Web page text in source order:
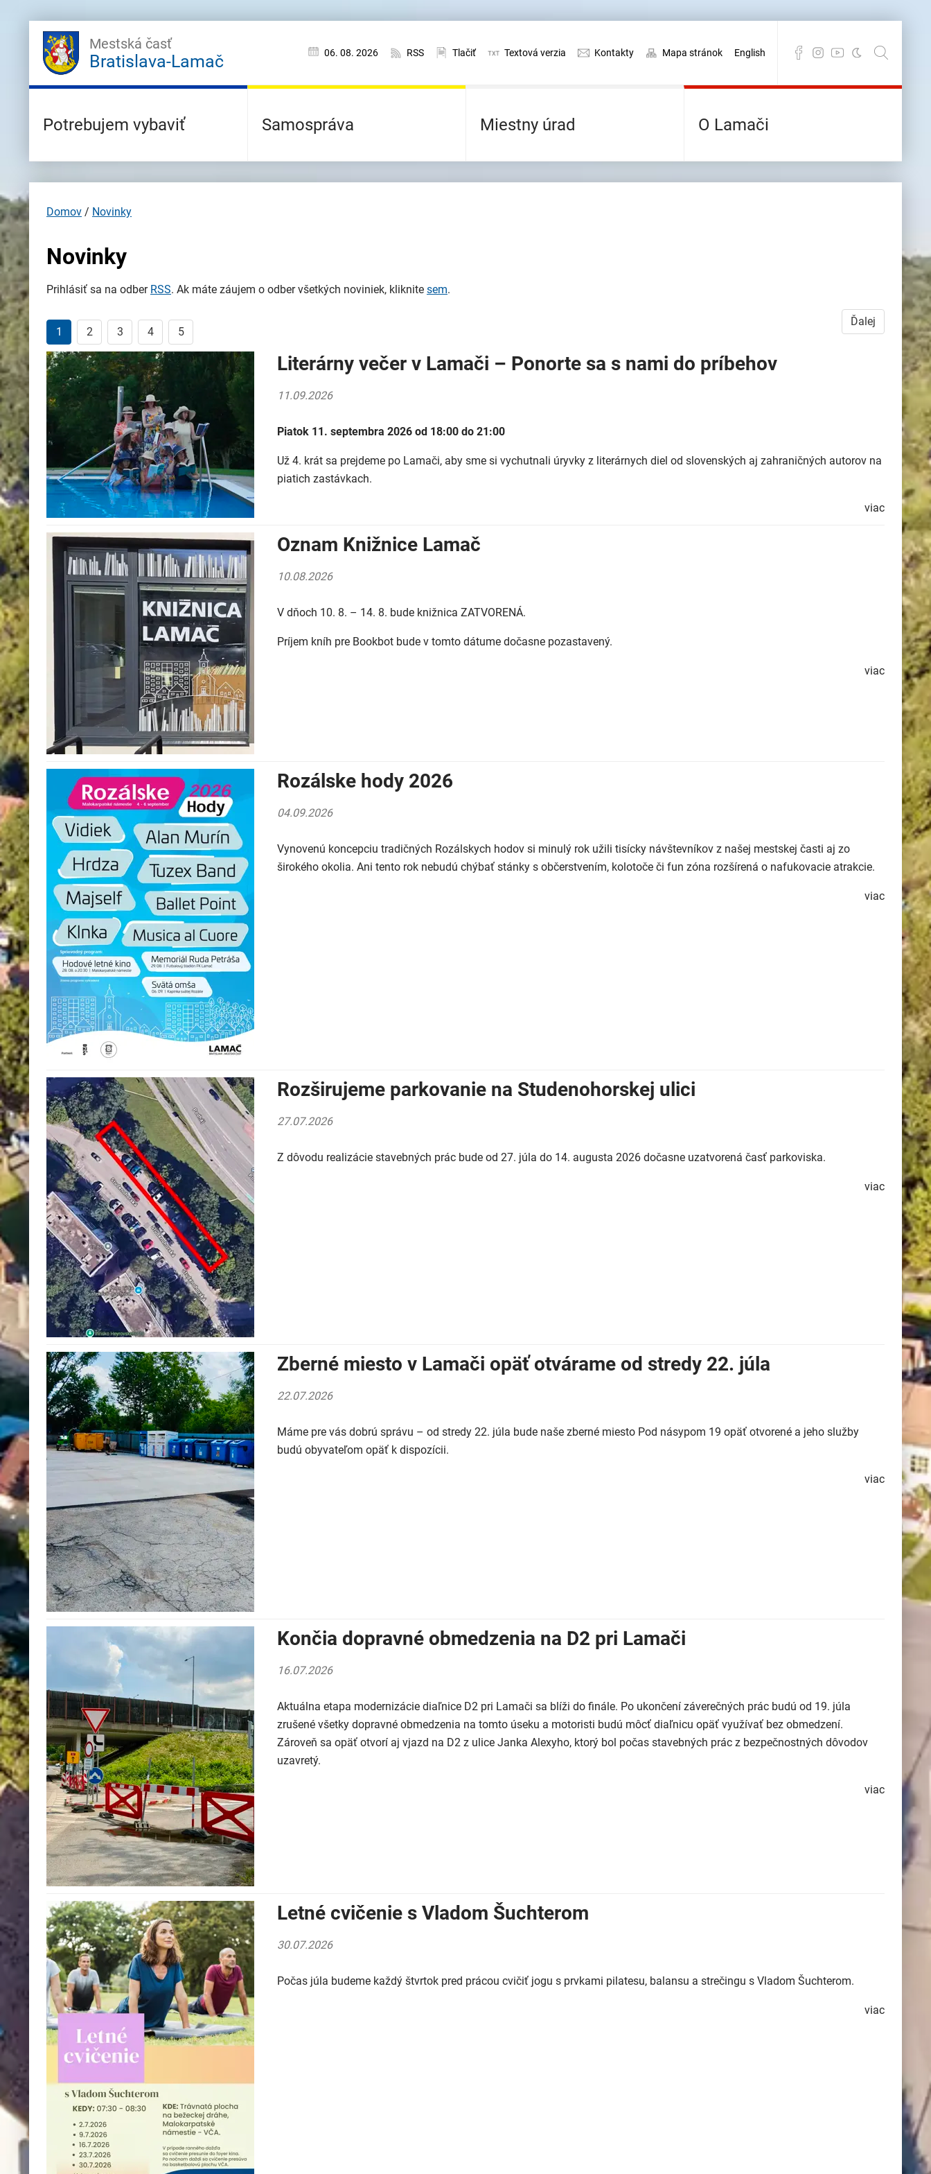
Mestská časť
Bratislava-Lamač 06. 08. 2026 RSS Tlačiť Textová verzia Kontakty Mapa stránok English
Potrebujem vybaviť Samospráva Miestny úrad O Lamači
Domov / Novinky
Novinky
Prihlásiť sa na odber RSS. Ak máte záujem o odber všetkých noviniek, kliknite sem.
Ďalej
1 2 3 4 5
Literárny večer v Lamači – Ponorte sa s nami do príbehov
11.09.2026
Piatok 11. septembra 2026 od 18:00 do 21:00
Už 4. krát sa prejdeme po Lamači, aby sme si vychutnali úryvky z literárnych diel od slovenských aj zahraničných autorov na
piatich zastávkach.
viac
Oznam Knižnice Lamač
10.08.2026
V dňoch 10. 8. – 14. 8. bude knižnica ZATVORENÁ.
Príjem kníh pre Bookbot bude v tomto dátume dočasne pozastavený.
viac
Rozálske hody 2026
04.09.2026
Vynovenú koncepciu tradičných Rozálskych hodov si minulý rok užili tisícky návštevníkov z našej mestskej časti aj zo
širokého okolia. Ani tento rok nebudú chýbať stánky s občerstvením, kolotoče či fun zóna rozšírená o nafukovacie atrakcie.
viac
Rozširujeme parkovanie na Studenohorskej ulici
27.07.2026
Z dôvodu realizácie stavebných prác bude od 27. júla do 14. augusta 2026 dočasne uzatvorená časť parkoviska.
viac
Zberné miesto v Lamači opäť otvárame od stredy 22. júla
22.07.2026
Máme pre vás dobrú správu – od stredy 22. júla bude naše zberné miesto Pod násypom 19 opäť otvorené a jeho služby
budú obyvateľom opäť k dispozícii.
viac
Končia dopravné obmedzenia na D2 pri Lamači
16.07.2026
Aktuálna etapa modernizácie diaľnice D2 pri Lamači sa blíži do finále. Po ukončení záverečných prác budú od 19. júla
zrušené všetky dopravné obmedzenia na tomto úseku a motoristi budú môcť diaľnicu opäť využívať bez obmedzení.
Zároveň sa opäť otvorí aj vjazd na D2 z ulice Janka Alexyho, ktorý bol počas stavebných prác z bezpečnostných dôvodov
uzavretý.
viac
Letné cvičenie s Vladom Šuchterom
30.07.2026
Počas júla budeme každý štvrtok pred prácou cvičiť jogu s prvkami pilatesu, balansu a strečingu s Vladom Šuchterom.
viac